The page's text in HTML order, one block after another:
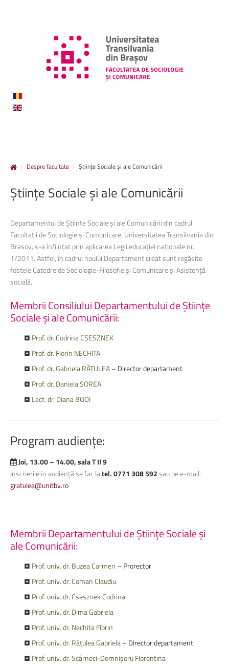
| Despre facultate | Științe Sociale și ale Comunicării
Științe Sociale și ale Comunicării
Departamentul de Știinte Sociale și ale Comunicării din cadrul
Facultatii de Sociologie și Comunicare, Universitatea Transilvania din
Brasov, s-a înființat prin aplicarea Legii educației naționale nr.
1/2011. Astfel, în cadrul noului Departament creat sunt regăsite
fostele Catedre de Sociologie-Filosofie și Comunicare și Asistență
socială.
MembriiConsiliuluiDepartamentuluideȘtiințe
SocialeșialeComunicării:
• Prof. dr. Codrina CSESZNEK
• Prof. dr. Florin NECHITA
• Prof. dr. Gabriela RĂȚULEA– Director departament
• Prof. dr. Daniela SOREA
• Lect. dr. Diana BODI
Programaudiențe:
Joi, 13.00 – 14.00, sala T II 9
Inscrierile în audiență se fac latel. 0771 308 592sau pe e-mail:
gratulea@unitbv.ro
MembriiDepartamentuluideȘtiințeSocialeși
aleComunicării:
• Prof. univ. dr. Buzea Carmen – Prorector
• Prof. univ. dr. Coman Claudiu
• Prof. univ. dr. Csesznek Codrina
• Prof. univ. dr. Dima Gabriela
• Prof. univ. dr. Nechita Florin
• Prof. univ. dr. Rățulea Gabriela– Director departament
• Prof. univ. dr. Scârneci-Domnișoru Florentina